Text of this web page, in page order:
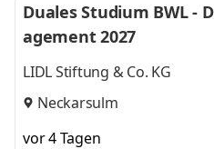
Duales Studium BWL -
agement 2027
LIDL Stiftung & Co. KG
Neckarsulm
vor 4 Tagen